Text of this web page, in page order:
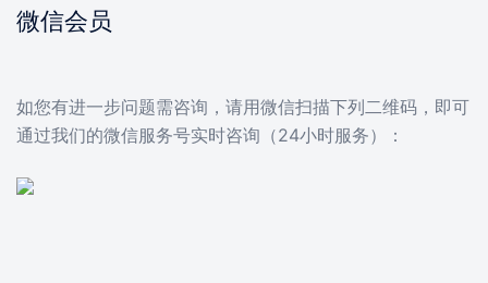
微信会员
如您有进一步问题需咨询，请用微信扫描下列二维码，即可
通过我们的微信服务号实时咨询（24小时服务）：